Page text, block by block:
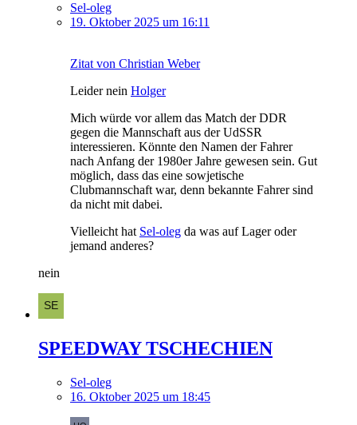
Sel-oleg
19. Oktober 2025 um 16:11
Zitat von Christian Weber
Leider nein Holger
Mich würde vor allem das Match der DDR
gegen die Mannschaft aus der UdSSR
interessieren. Könnte den Namen der Fahrer
nach Anfang der 1980er Jahre gewesen sein. Gut
möglich, dass das eine sowjetische
Clubmannschaft war, denn bekannte Fahrer sind
da nicht mit dabei.
Vielleicht hat Sel-oleg da was auf Lager oder
jemand anderes?
nein
SPEEDWAY TSCHECHIEN
Sel-oleg
16. Oktober 2025 um 18:45